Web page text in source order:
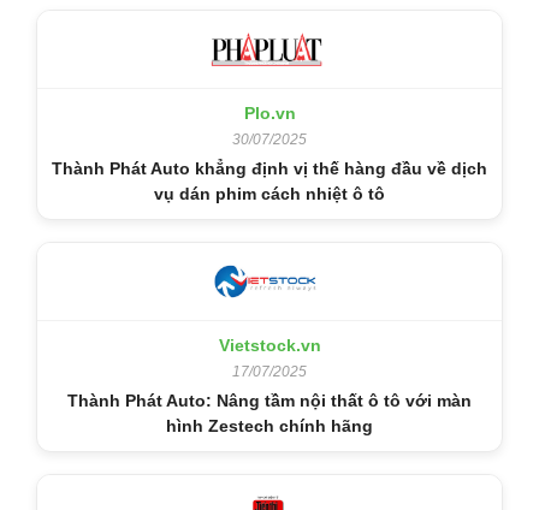
Plo.vn
30/07/2025
Thành Phát Auto khẳng định vị thế hàng đầu về dịch
vụ dán phim cách nhiệt ô tô
Vietstock.vn
17/07/2025
Thành Phát Auto: Nâng tầm nội thất ô tô với màn
hình Zestech chính hãng